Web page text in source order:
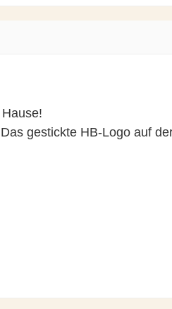
gestickte HB-Logo auf